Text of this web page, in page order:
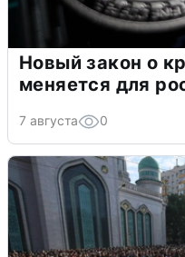
Новый закон о
меняется для
7 августа 0